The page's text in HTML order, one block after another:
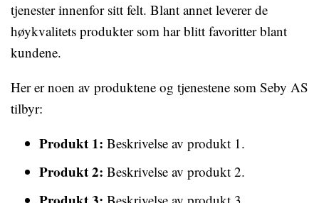
tjenester innenfor sitt felt. Blant annet leverer de
høykvalitets produkter som har blitt favoritter blant
kundene.
Her er noen av produktene og tjenestene som Seby AS
tilbyr:
Produkt 1: Beskrivelse av produkt 1.
Produkt 2: Beskrivelse av produkt 2.